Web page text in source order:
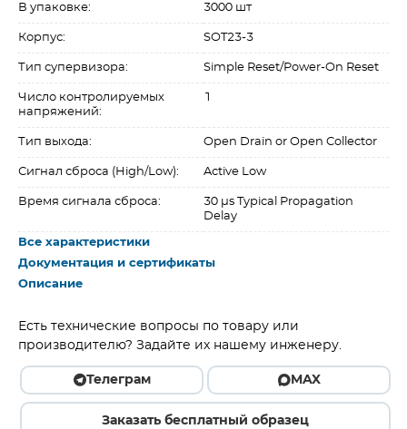
В упаковке: 3000 шт
Корпус: SOT23-3
Тип супервизора: Simple Reset/Power-On Reset
Число контролируемых
напряжений:
1
Тип выхода: Open Drain or Open Collector
Сигнал сброса (High/Low): Active Low
Время сигнала сброса:
30 µs Typical Propagation
Delay
Все характеристики
Документация и сертификаты
Описание
Есть технические вопросы по товару или
производителю? Задайте их нашему инженеру.
Телеграм MAX
Заказать бесплатный образец